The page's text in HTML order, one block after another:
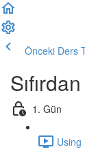
Önceki Ders
1. Gün
Using